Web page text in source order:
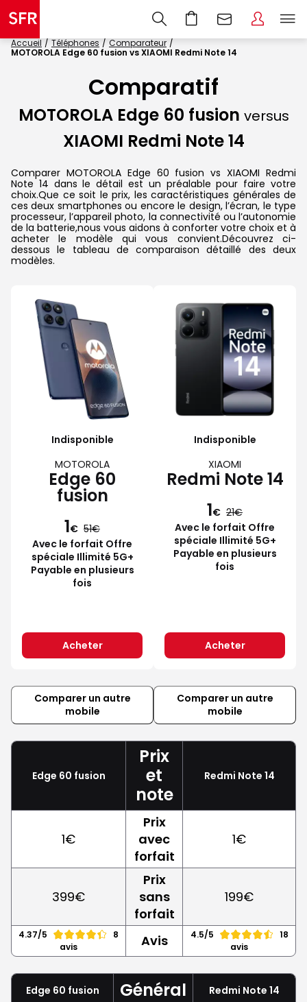
Accueil Téléphones
Comparateur
MOTOROLA Edge 60 fusion vs XIAOMI Redmi Note 14
Comparatif
MOTOROLA Edge 60 fusion versus
XIAOMI Redmi Note 14
Comparer MOTOROLA Edge 60 fusion vs XIAOMI Redmi
Note 14 dans le détail est un préalable pour faire votre
choix.Que ce soit le prix, les caractéristiques générales de
ces deux smartphones ou encore le design, l’écran, le type
processeur, l’appareil photo, la connectivité ou l’autonomie
de la batterie,nous vous aidons à conforter votre choix et à
acheter le modèle qui vous convient.Découvrez ci-
dessous le tableau de comparaison détaillé des deux
modèles.
Indisponible
MOTOROLA
Edge 60
fusion
1€ 51
Avec le forfait Offre
spéciale Illimité 5G+
Payable en plusieurs
fois
Acheter
Indisponible
XIAOMI
Redmi Note 14
1€ 21
Avec le forfait Offre
spéciale Illimité 5G+
Payable en plusieurs
fois
Acheter
Comparer un autre
mobile
Comparer un autre
mobile
Edge 60 fusion
Prix
et
note
Redmi Note 14
1€
Prix
avec
forfait
1€
399€
Prix
sans
forfait
199€
4.37/5
8
avis
Avis 4.5/5
18
avis
Edge 60 fusion Général Redmi Note 14